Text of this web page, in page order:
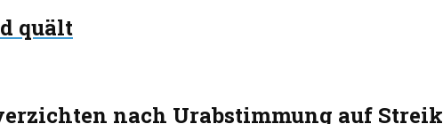
quält
nach Urabstimmung auf Streik